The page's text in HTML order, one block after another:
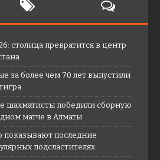
столица превратится в центр
за более чем 70 лет выпустили
шахматисты победили сборную
матче в Алматы
показывают последние
подсластителях